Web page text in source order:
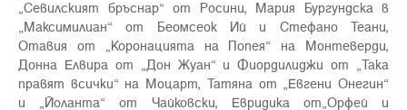
„Севилският бръснар“ от Росини, Мария Бургундска в
„Максимилиан“ от Беомсеок Ий и Стефано Теани,
Отавия от „Коронацията на Попея“ на Монтеверди,
Донна Елвира от „Дон Жуан“ и Фиордилиджи от „Така
правят всички“ на Моцарт, Татяна от „Евгени Онегин“
и „Йоланта“ от Чайковски, Евридика от„Орфей и